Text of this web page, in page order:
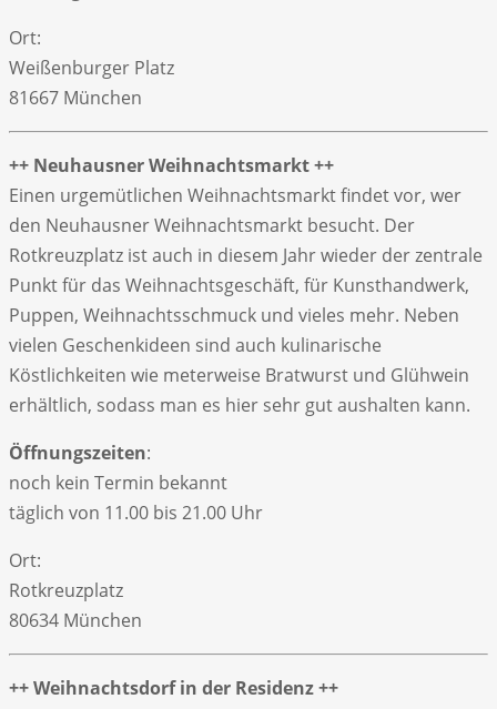
Ort:
Weißenburger Platz
81667 München
++ Neuhausner Weihnachtsmarkt ++
Einen urgemütlichen Weihnachtsmarkt findet vor, wer
den Neuhausner Weihnachtsmarkt besucht. Der
Rotkreuzplatz ist auch in diesem Jahr wieder der zentrale
Punkt für das Weihnachtsgeschäft, für Kunsthandwerk,
Puppen, Weihnachtsschmuck und vieles mehr. Neben
vielen Geschenkideen sind auch kulinarische
Köstlichkeiten wie meterweise Bratwurst und Glühwein
erhältlich, sodass man es hier sehr gut aushalten kann.
Öffnungszeiten:
noch kein Termin bekannt
täglich von 11.00 bis 21.00 Uhr
Ort:
Rotkreuzplatz
80634 München
++ Weihnachtsdorf in der Residenz ++